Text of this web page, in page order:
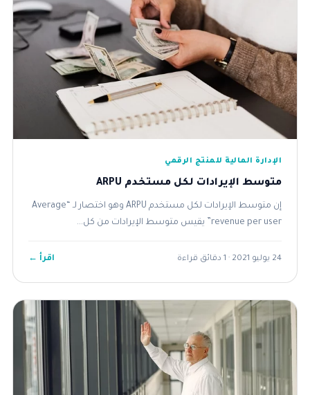
الإدارة المالية للمنتج الرقمي
متوسط الإيرادات لكل مستخدم ARPU
إن متوسط الإيرادات لكل مستخدم ARPU وهو اختصار لـ “Average
revenue per user” يقيس متوسط الإيرادات من كل...
24 يوليو 2021 · 1 دقائق قراءة اقرأ ←